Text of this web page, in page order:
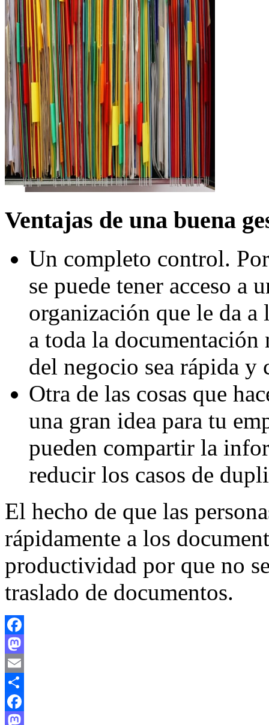
Ventajas de una buena
Un completo control.
se puede tener acceso a
organización que le da a
a toda la
del negocio sea rápida y
Otra de las cosas que
una gran idea para tu
pueden compartir la
reducir los casos de
El hecho de que las
rápidamente a los
productividad por que no
traslado de documentos.
Facebook
Mastodon
Email
Compartir
Facebook